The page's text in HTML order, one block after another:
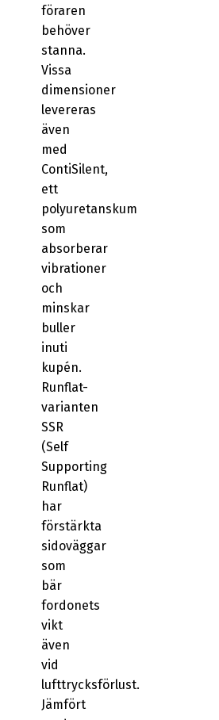
föraren
behöver
stanna.
Vissa
dimensioner
levereras
även
med
ContiSilent,
ett
polyuretanskum
som
absorberar
vibrationer
och
minskar
buller
inuti
kupén.
Runflat-
varianten
SSR
(Self
Supporting
Runflat)
har
förstärkta
sidoväggar
som
bär
fordonets
vikt
även
vid
lufttrycksförlust.
Jämfört